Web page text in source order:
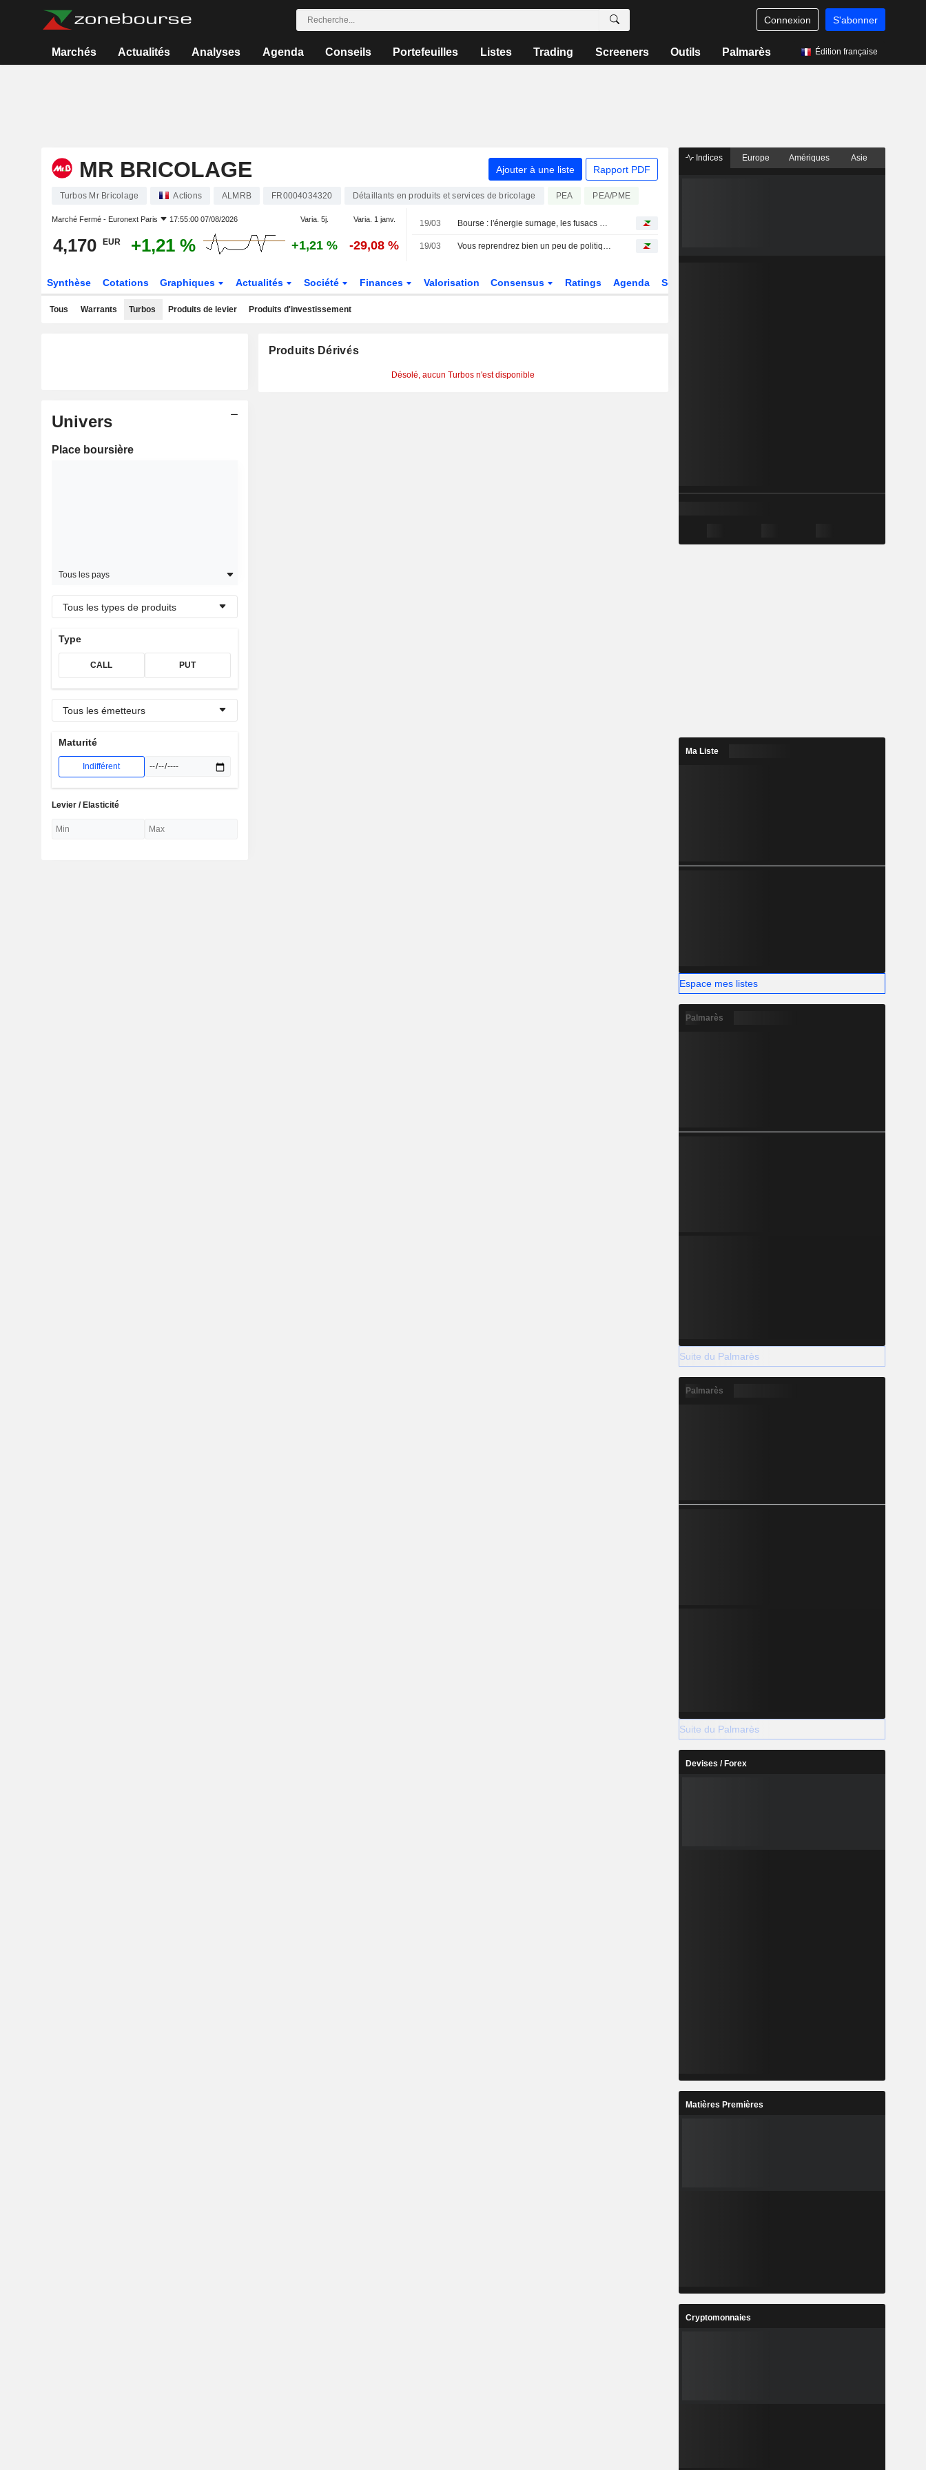
Connexion S'abonner
Marchés Actualités Analyses Agenda Conseils Portefeuilles Listes Trading Screeners Outils Palmarès Édition française
MR BRICOLAGE Ajouter à une liste Rapport PDF
Turbos Mr Bricolage Actions ALMRB FR0004034320 Détaillants en produits et services de bricolage PEA PEA/PME
Marché Fermé - Euronext Paris 17:55:00 07/08/2026 Varia. 5j. Varia. 1 janv.
4,170 EUR +1,21 % +1,21 % -29,08 %
19/03 Bourse : l'énergie surnage, les fusacs se réveillent (un peu)
19/03 Vous reprendrez bien un peu de politique monétaire ?
Synthèse Cotations Graphiques Actualités Société Finances Valorisation Consensus Ratings Agenda Secteur
Tous Warrants Turbos Produits de levier Produits d'investissement
Univers
Place boursière
Tous les pays
Tous les types de produits
Type
CALL PUT
Tous les émetteurs
Maturité
Indifférent
Levier / Elasticité
Produits Dérivés
Désolé, aucun Turbos n'est disponible
Indices Europe Amériques Asie
Ma Liste
Espace mes listes
Palmarès
Suite du Palmarès
Palmarès
Suite du Palmarès
Devises / Forex
Matières Premières
Cryptomonnaies